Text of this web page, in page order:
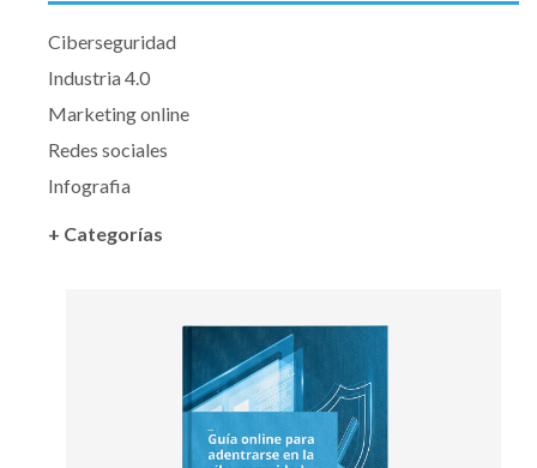
Ciberseguridad
Industria 4.0
Marketing online
Redes sociales
Infografia
+ Categorías